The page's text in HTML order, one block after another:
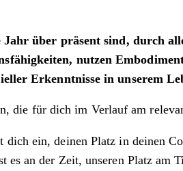
Jahr über präsent sind, durch
nutzen
Erkenntnisse in unserem
die für dich im Verlauf am
dich ein, deinen Platz in deinen
an der Zeit, unseren Platz am